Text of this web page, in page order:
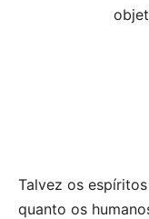
Talvez os
quanto os